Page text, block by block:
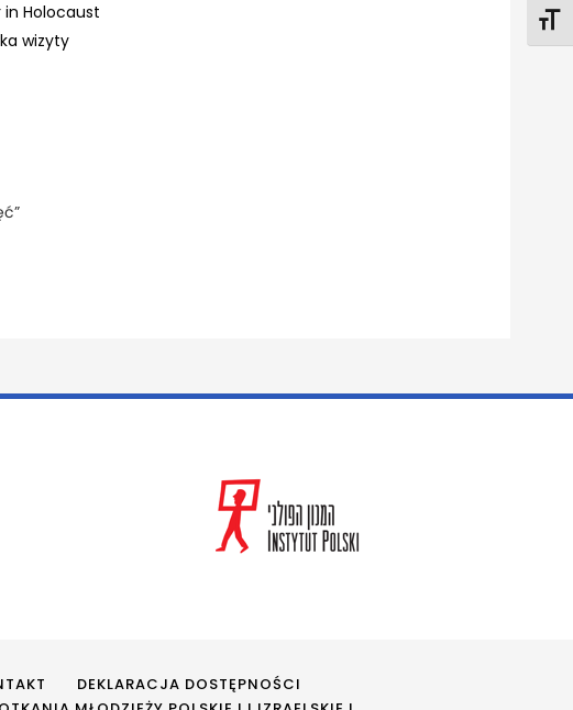
in Holocaust
wizyty
DEKLARACJA DOSTĘPNOŚCI